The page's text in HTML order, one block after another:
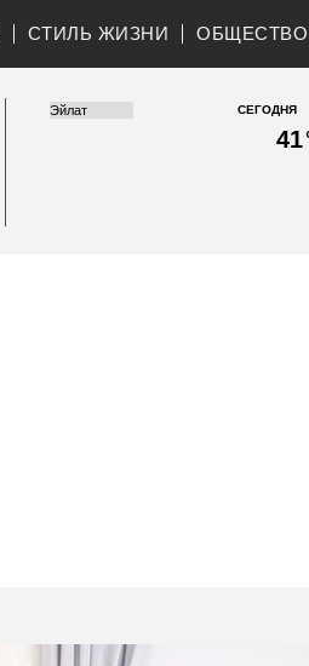
СТИЛЬ ЖИЗНИ ОБЩЕСТВО
СЕГОДНЯ
41